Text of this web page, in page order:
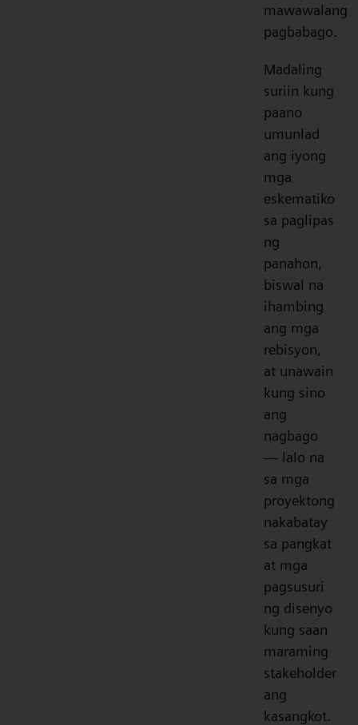
mawawalang
pagbabago.
Madaling
suriin kung
paano
umunlad
ang iyong
mga
eskematiko
sa paglipas
ng
panahon,
biswal na
ihambing
ang mga
rebisyon,
at unawain
kung sino
ang
nagbago
— lalo na
sa mga
proyektong
nakabatay
sa pangkat
at mga
pagsusuri
ng disenyo
kung saan
maraming
stakeholder
ang
kasangkot.